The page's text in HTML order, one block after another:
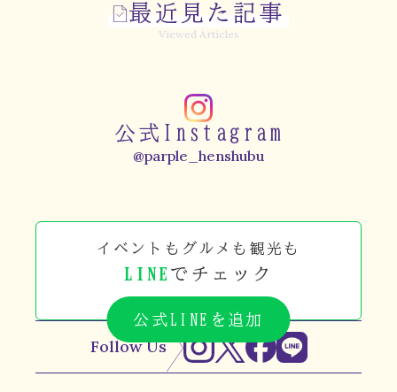
最近見た記事
Viewed Articles
公式Instagram
@parple_henshubu
イベントもグルメも観光も
LINE でチェック
公式LINEを追加
Follow Us